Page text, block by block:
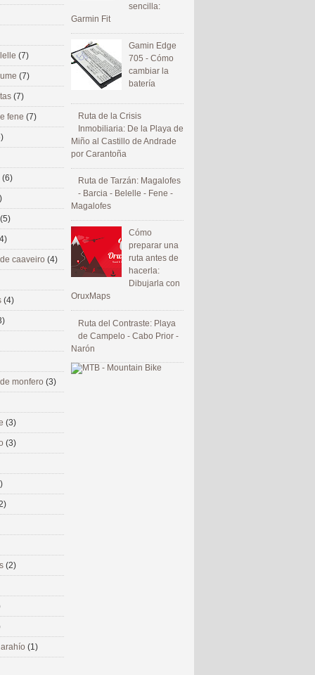
sencilla:
Garmin Fit
Gamin Edge
705 - Cómo
cambiar la
batería
Ruta de la Crisis
Inmobiliaria: De la Playa de
Miño al Castillo de Andrade
por Carantoña
Ruta de Tarzán: Magalofes
- Barcia - Belelle - Fene -
Magalofes
Cómo
preparar una
ruta antes de
hacerla:
Dibujarla con
OruxMaps
Ruta del Contraste: Playa
de Campelo - Cabo Prior -
Narón
(7)
(7)
(7)
fene (7)
(6)
(5)
caaveiro (4)
(4)
monfero (3)
(3)
(3)
(2)
(1)